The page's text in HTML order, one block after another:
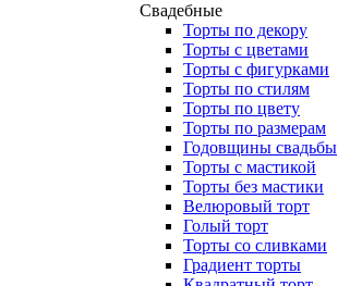
Свадебные
Торты по декору
Торты с цветами
Торты с фигурками
Торты по стилям
Торты по цвету
Торты по размерам
Годовщины свадьбы
Торты с мастикой
Торты без мастики
Велюровый торт
Голый торт
Торты со сливками
Градиент торты